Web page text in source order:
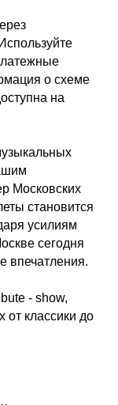
о схеме
на
Московских
становится
усилиям
сегодня
впечатления.
- show,
классики до